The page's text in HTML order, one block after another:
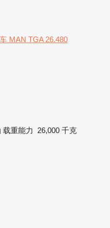
MAN TGA 26.480
载重能力
26,000 千克